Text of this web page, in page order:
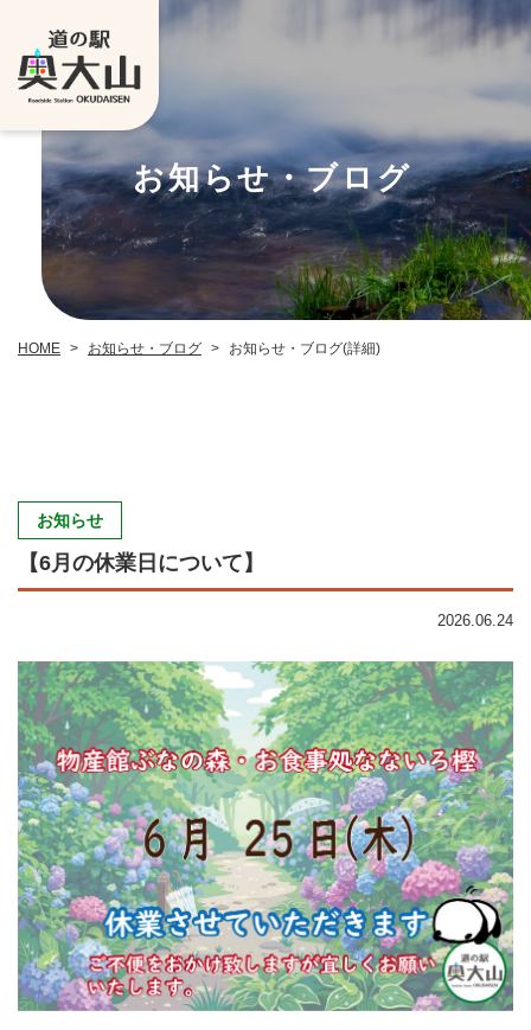
お知らせ・ブログ
HOME > お知らせ・ブログ > お知らせ・ブログ(詳細)
お知らせ
【6月の休業日について】
2026.06.24